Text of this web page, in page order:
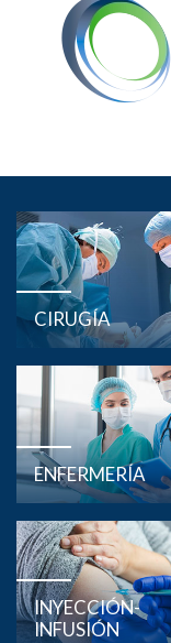
CIRUGÍA
ENFERMERÍA
INYECCIÓN-
INFUSIÓN